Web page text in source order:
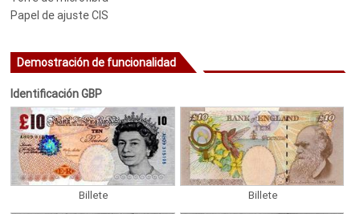
Papel de ajuste CIS
Demostración de funcionalidad
Identificación GBP
Billete Billete